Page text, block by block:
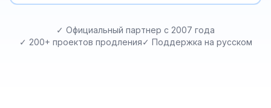
✓ Официальный партнер с 2007 года
✓ 200+ проектов продления✓ Поддержка на русском